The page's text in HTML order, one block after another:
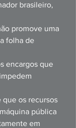
brasileiro,
promove uma
folha de
encargos que
que os recursos
pública
em